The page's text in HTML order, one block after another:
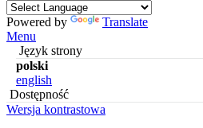
Powered by
Translate
Menu
Język strony
polski
english
Dostępność
Wersja kontrastowa